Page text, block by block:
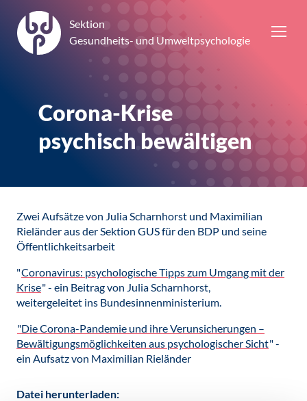
Sektion
Gesundheits- und Umweltpsychologie
Corona-Krise
psychisch bewältigen
Zwei Aufsätze von Julia Scharnhorst und Maximilian
Rieländer aus der Sektion GUS für den BDP und seine
Öffentlichkeitsarbeit
"Coronavirus: psychologische Tipps zum Umgang mit der
Krise" - ein Beitrag von Julia Scharnhorst,
weitergeleitet ins Bundesinnenministerium.
"Die Corona-Pandemie und ihre Verunsicherungen –
Bewältigungsmöglichkeiten aus psychologischer Sicht" -
ein Aufsatz von Maximilian Rieländer
Datei herunterladen: